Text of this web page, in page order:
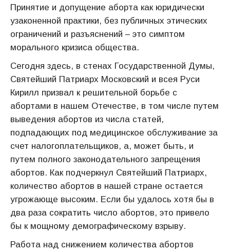
Принятие и допущение аборта как юридически
узаконенной практики, без публичных этических
ограничений и разъяснений – это симптом
морального кризиса общества.
Сегодня здесь, в стенах Государственной Думы,
Святейший Патриарх Московский и всея Руси
Кирилл призвал к решительной борьбе с
абортами в нашем Отечестве, в том числе путем
выведения абортов из числа статей,
подпадающих под медицинское обслуживание за
счет налогоплательщиков, а, может быть, и
путем полного законодательного запрещения
абортов. Как подчеркнул Святейший Патриарх,
количество абортов в нашей стране остается
угрожающе высоким. Если бы удалось хотя бы в
два раза сократить число абортов, это привело
бы к мощному демографическому взрыву.
Работа над снижением количества абортов